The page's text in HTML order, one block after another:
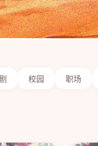
校园 职场